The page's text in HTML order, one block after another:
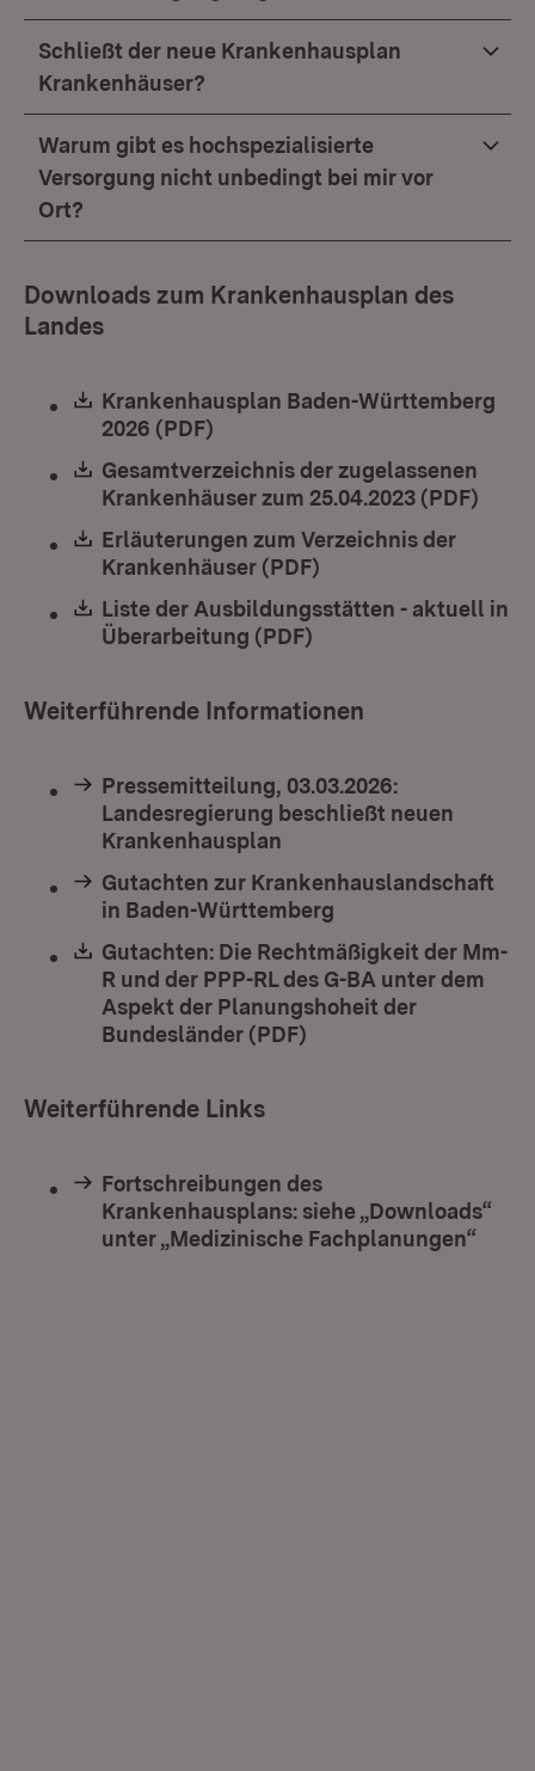
Schließt der neue Krankenhausplan
Krankenhäuser?
Warum gibt es hochspezialisierte
Versorgung nicht unbedingt bei mir vor
Ort?
Downloads zum Krankenhausplan des
Landes
Download:
Krankenhausplan Baden-Württemberg
2026 (PDF)
Download:
Gesamtverzeichnis der zugelassenen
Krankenhäuser zum 25.04.2023 (PDF)
Download:
Erläuterungen zum Verzeichnis der
Krankenhäuser (PDF)
Download:
Liste der Ausbildungsstätten - aktuell in
Überarbeitung (PDF)
Weiterführende Informationen
Pressemitteilung, 03.03.2026:
Landesregierung beschließt neuen
Krankenhausplan
Gutachten zur Krankenhauslandschaft
in Baden-Württemberg
Download:
Gutachten: Die Rechtmäßigkeit der Mm-
R und der PPP-RL des G-BA unter dem
Aspekt der Planungshoheit der
Bundesländer (PDF)
Weiterführende Links
Fortschreibungen des
Krankenhausplans: siehe „Downloads“
unter „Medizinische Fachplanungen“